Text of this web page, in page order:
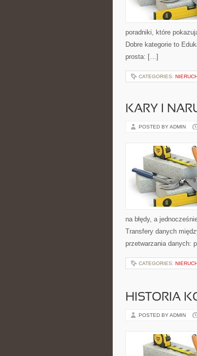
poradniki, które
Dobre kategorie to
prosta: […]
CATEGORIES:
KARY I
POSTED BY ADMIN
na błędy, a
Transfery danych
przetwarzania danych:
CATEGORIES:
HISTORIA
POSTED BY ADMIN